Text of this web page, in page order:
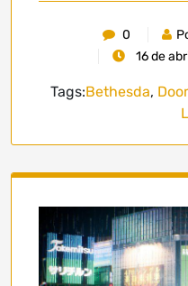
0
16 de
Tags:Bethesda,